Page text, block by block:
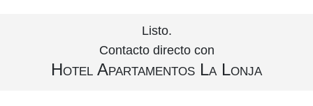
Listo.
Contacto directo con
Hotel Apartamentos La Lonja